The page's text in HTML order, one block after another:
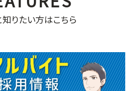
知りたい方はこちら